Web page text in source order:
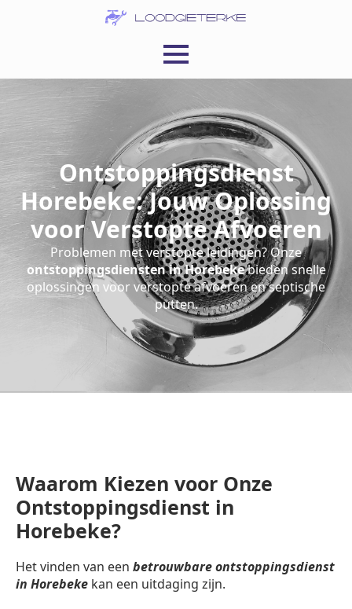
Ontstoppingsdienst
Horebeke: Jouw Oplossing
voor Verstopte Afvoeren
Problemen met verstopte leidingen? Onze
ontstoppingsdiensten in Horebekebieden snelle
oplossingen voor verstopte afvoeren en septische
putten.
Waarom Kiezen voor Onze
Ontstoppingsdienst in
Horebeke?
Het vinden van een betrouwbare ontstoppingsdienst
in Horebeke kan een uitdaging zijn.